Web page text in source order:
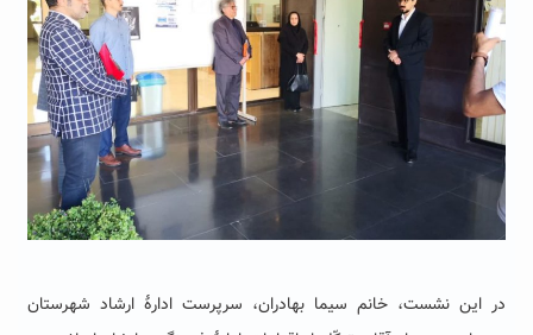
در این نشست، خانم سیما بهادران، سرپرست ادارۀ ارشاد شهرستان